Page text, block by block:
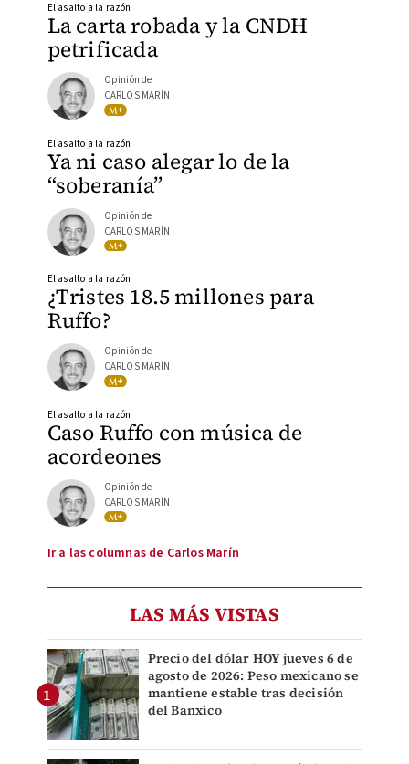
La carta robada y la CNDH
petrificada
El asalto a la razón
Opinión de
CARLOS MARÍN
Ya ni caso alegar lo de la
“soberanía”
El asalto a la razón
Opinión de
CARLOS MARÍN
¿Tristes 18.5 millones para
Ruffo?
El asalto a la razón
Opinión de
CARLOS MARÍN
Caso Ruffo con música de
acordeones
El asalto a la razón
Opinión de
CARLOS MARÍN
Ir a las columnas de Carlos Marín
LAS MÁS VISTAS
Precio del dólar HOY jueves 6 de
agosto de 2026: Peso mexicano se
mantiene estable tras decisión
del Banxico